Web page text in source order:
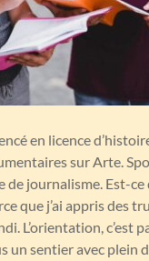
en licence
sur Arte.
de journalisme. Est-ce
que j’ai appris des
L’orientation, c’est
un sentier avec plein